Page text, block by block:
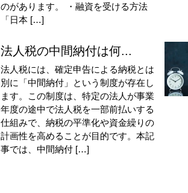
のがあります。 ・融資を受ける方法
「日本 […]
法人税の中間納付は何...
法人税には、確定申告による納税とは
別に「中間納付」という制度が存在し
ます。この制度は、特定の法人が事業
年度の途中で法人税を一部前払いする
仕組みで、納税の平準化や資金繰りの
計画性を高めることが目的です。本記
事では、中間納付 […]